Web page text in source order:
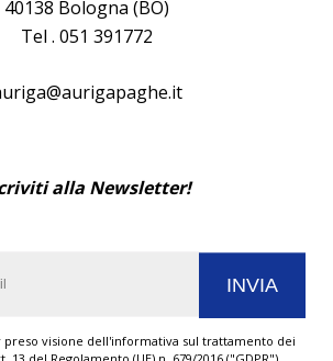
40138 Bologna (BO)
Tel . 051 391772
alla Newsletter!
visione dell'informativa sul trattamento dei